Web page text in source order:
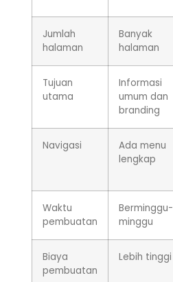
Jumlah
halaman
Banyak
halaman
Tujuan
utama
Informasi
umum dan
branding
Navigasi
Ada menu
lengkap
Waktu
pembuatan
Berminggu-
minggu
Biaya
pembuatan
Lebih tinggi